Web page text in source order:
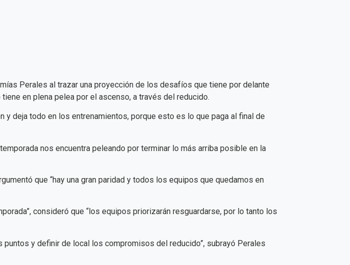
Perales al trazar una proyección de los desafíos que tiene por delante
en plena pelea por el ascenso, a través del reducido.
deja todo en los entrenamientos, porque esto es lo que paga al final de
nos encuentra peleando por terminar lo más arriba posible en la
que “hay una gran paridad y todos los equipos que quedamos en
consideró que “los equipos priorizarán resguardarse, por lo tanto los
y definir de local los compromisos del reducido”, subrayó Perales